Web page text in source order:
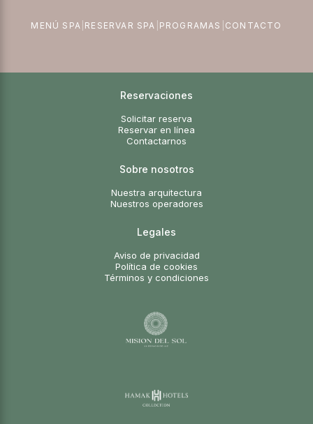
MENÚ SPA RESERVAR SPA PROGRAMAS CONTACTO
Reservaciones
Solicitar reserva
Reservar en línea
Contactarnos
Sobre nosotros
Nuestra arquitectura
Nuestros operadores
Legales
Aviso de privacidad
Política de cookies
Términos y condiciones